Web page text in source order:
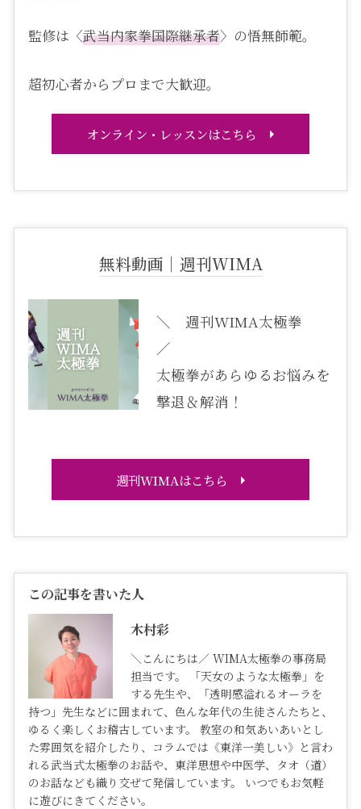
監修は〈武当内家拳国際継承者〉の悟無師範。
超初心者からプロまで大歓迎。
オンライン・レッスンはこちら
無料動画｜週刊WIMA
＼ 週刊WIMA太極拳
／
太極拳があらゆるお悩みを
撃退＆解消！
週刊WIMAはこちら
この記事を書いた人
木村彩
＼こんにちは／ WIMA太極拳の事務局
担当です。 「天女のような太極拳」を
する先生や、「透明感溢れるオーラを
持つ」先生などに囲まれて、色んな年代の生徒さんたちと、
ゆるく楽しくお稽古しています。 教室の和気あいあいとし
た雰囲気を紹介したり、コラムでは《東洋一美しい》と言わ
れる武当式太極拳のお話や、東洋思想や中医学、タオ（道）
のお話なども織り交ぜて発信しています。 いつでもお気軽
に遊びにきてください。